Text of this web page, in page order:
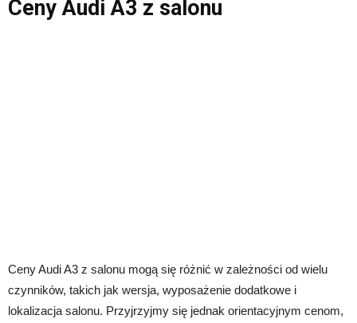
Ceny Audi A3 z salonu
Ceny Audi A3 z salonu mogą się różnić w zależności od wielu
czynników, takich jak wersja, wyposażenie dodatkowe i
lokalizacja salonu. Przyjrzyjmy się jednak orientacyjnym cenom,